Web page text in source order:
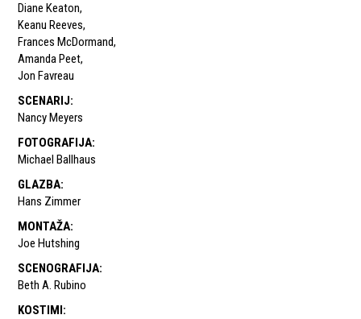
Diane Keaton,
Keanu Reeves,
Frances McDormand,
Amanda Peet,
Jon Favreau
SCENARIJ:
Nancy Meyers
FOTOGRAFIJA:
Michael Ballhaus
GLAZBA:
Hans Zimmer
MONTAŽA:
Joe Hutshing
SCENOGRAFIJA:
Beth A. Rubino
KOSTIMI: